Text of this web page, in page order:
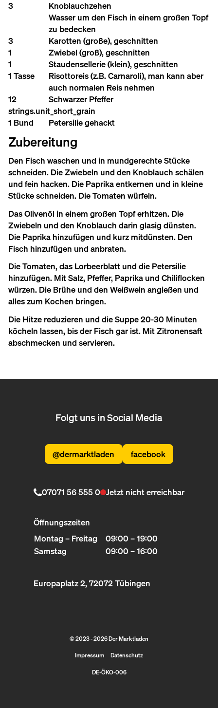
3
Knoblauchzehen
Wasser um den Fisch in einem großen Topf
zu bedecken
3
Karotten (große), geschnitten
1
Zwiebel (groß), geschnitten
1
Staudensellerie (klein), geschnitten
1 Tasse
Risottoreis (z.B. Carnaroli), man kann aber
auch normalen Reis nehmen
12
strings.unit_short_grain
Schwarzer Pfeffer
1 Bund Petersilie gehackt
Zubereitung
Den Fisch waschen und in mundgerechte Stücke
schneiden. Die Zwiebeln und den Knoblauch schälen
und fein hacken. Die Paprika entkernen und in kleine
Stücke schneiden. Die Tomaten würfeln.
Das Olivenöl in einem großen Topf erhitzen. Die
Zwiebeln und den Knoblauch darin glasig dünsten.
Die Paprika hinzufügen und kurz mitdünsten. Den
Fisch hinzufügen und anbraten.
Die Tomaten, das Lorbeerblatt und die Petersilie
hinzufügen. Mit Salz, Pfeffer, Paprika und Chiliflocken
würzen. Die Brühe und den Weißwein angießen und
alles zum Kochen bringen.
Die Hitze reduzieren und die Suppe 20-30 Minuten
köcheln lassen, bis der Fisch gar ist. Mit Zitronensaft
abschmecken und servieren.
Folgt uns in Social Media
@dermarktladen facebook
07071 56 555 0 Jetzt nicht erreichbar
Öffnungszeiten
Montag – Freitag
09:00 – 19:00
Samstag
09:00 – 16:00
Europaplatz 2, 72072 Tübingen
© 2023 - 2026 Der Marktladen
Impressum Datenschutz
DE-ÖKO-006